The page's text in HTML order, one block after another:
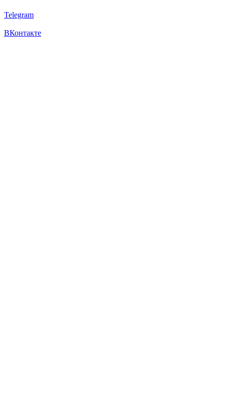
Telegram
ВКонтакте